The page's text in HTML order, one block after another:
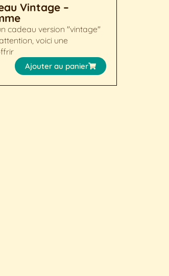
Vintage –
cadeau version "vintage"
voici une
Ajouter au panier